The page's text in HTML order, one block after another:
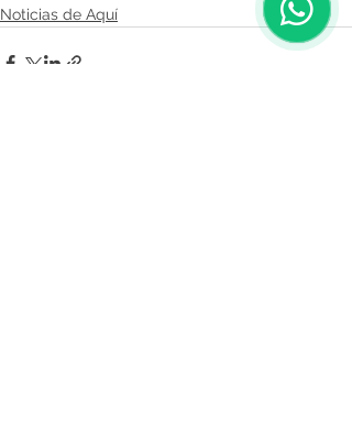
Noticias de Aquí